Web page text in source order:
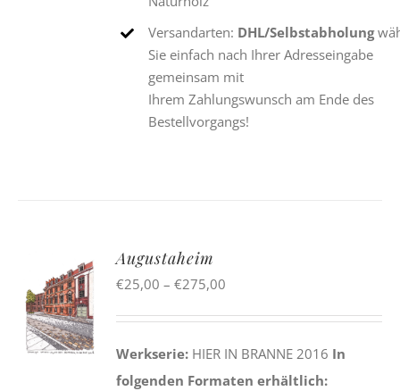
Versandarten: DHL/Selbstabholung
Sie einfach nach Ihrer Adresseingabe
gemeinsam mit
Ihrem Zahlungswunsch am Ende des
Bestellvorgangs!
AUSFÜHRUNG
WÄHLEN
DIESES
PRODUKT
WEIST
Augustaheim
€25,00 –€275,00
€275,00
Werkserie: HIER IN BRANNE 2016 In
folgenden Formaten erhältlich: